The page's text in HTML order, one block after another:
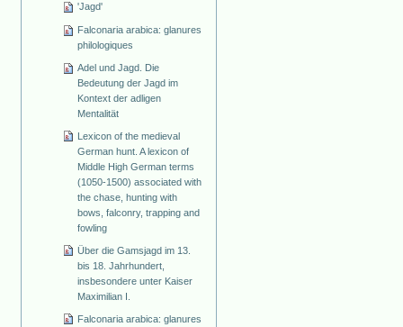
'Jagd'
Falconaria arabica: glanures
philologiques
Adel und Jagd. Die
Bedeutung der Jagd im
Kontext der adligen
Mentalität
Lexicon of the medieval
German hunt. A lexicon of
Middle High German terms
(1050-1500) associated with
the chase, hunting with
bows, falconry, trapping and
fowling
Über die Gamsjagd im 13.
bis 18. Jahrhundert,
insbesondere unter Kaiser
Maximilian I.
Falconaria arabica: glanures